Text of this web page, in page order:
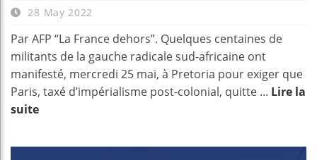
28 May 2022
Par AFP “La France dehors”. Quelques centaines de
militants de la gauche radicale sud-africaine ont
manifesté, mercredi 25 mai, à Pretoria pour exiger que
Paris, taxé d’impérialisme post-colonial, quitte ... Lire la
suite